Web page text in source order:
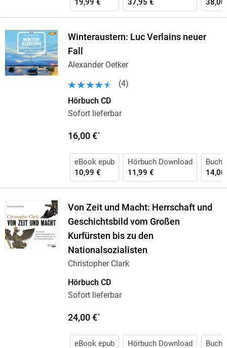
19,99 €
37,95 €
38,00
Winteraustern: Luc Verlains neuer
Fall
Alexander Oetker
(4)
Hörbuch CD
Sofort lieferbar
16,00 €*
eBook epub
10,99 €
Hörbuch Download
11,99 €
Buch
14,00
Von Zeit und Macht: Herrschaft und
Geschichtsbild vom Großen
Kurfürsten bis zu den
Nationalsozialisten
Christopher Clark
Hörbuch CD
Sofort lieferbar
24,00 €*
eBook epub Hörbuch Download Buch